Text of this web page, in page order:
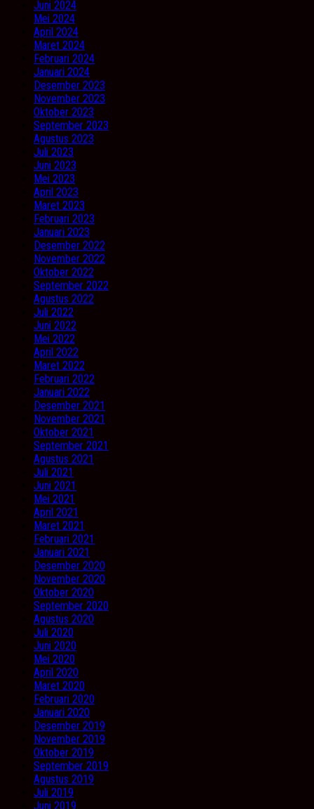
Juni 2024
Mei 2024
April 2024
Maret 2024
Februari 2024
Januari 2024
Desember 2023
November 2023
Oktober 2023
September 2023
Agustus 2023
Juli 2023
Juni 2023
Mei 2023
April 2023
Maret 2023
Februari 2023
Januari 2023
Desember 2022
November 2022
Oktober 2022
September 2022
Agustus 2022
Juli 2022
Juni 2022
Mei 2022
April 2022
Maret 2022
Februari 2022
Januari 2022
Desember 2021
November 2021
Oktober 2021
September 2021
Agustus 2021
Juli 2021
Juni 2021
Mei 2021
April 2021
Maret 2021
Februari 2021
Januari 2021
Desember 2020
November 2020
Oktober 2020
September 2020
Agustus 2020
Juli 2020
Juni 2020
Mei 2020
April 2020
Maret 2020
Februari 2020
Januari 2020
Desember 2019
November 2019
Oktober 2019
September 2019
Agustus 2019
Juli 2019
Juni 2019